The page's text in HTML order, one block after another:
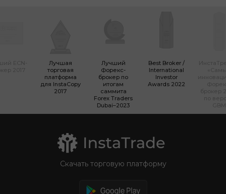
Лучшая
торговая
платформа
для InstaCopy
2017
Лучший
Форекс-
брокер по
итогам
саммита
Forex Traders
Dubai–2023
Best Broker /
International
Investor
Awards 2022
Скачать торговую платформу